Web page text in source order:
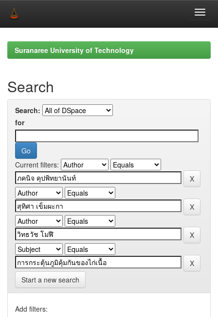
navigationSuranaree University of Technology
Search
Search:
for
Current filters:
Start a new search
Add filters: